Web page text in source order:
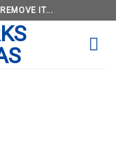
IT...